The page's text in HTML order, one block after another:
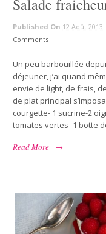
Salade
Published On 12 Août 2013
Comments
Un peu barbouillée
déjeuner, j’ai quand
envie de light, de frais,
de plat principal
courgette- 1 sucrine-2
tomates vertes -1 botte
Read More
→